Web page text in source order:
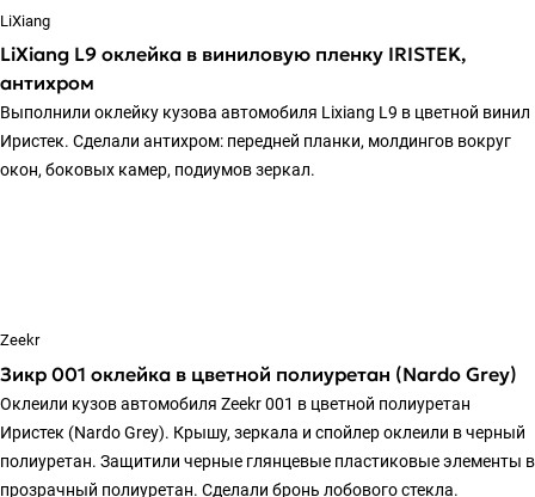
LiXiang
LiXiang L9 оклейка в виниловую пленку IRISTEK,
антихром
Выполнили оклейку кузова автомобиля Lixiang L9 в цветной винил
Иристек. Сделали антихром: передней планки, молдингов вокруг
окон, боковых камер, подиумов зеркал.
Zeekr
Зикр 001 оклейка в цветной полиуретан (Nardo Grey)
Оклеили кузов автомобиля Zeekr 001 в цветной полиуретан
Иристек (Nardo Grey). Крышу, зеркала и спойлер оклеили в черный
полиуретан. Защитили черные глянцевые пластиковые элементы в
прозрачный полиуретан. Сделали бронь лобового стекла.